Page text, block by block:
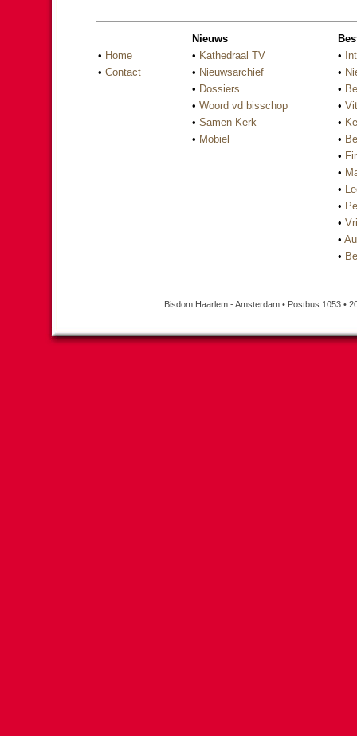
• Home
• Contact
Nieuws
• Kathedraal TV
• Nieuwsarchief
• Dossiers
• Woord vd bisschop
• Samen Kerk
• Mobiel
•
•
•
•
•
•
•
•
•
•
•
•
•
Bisdom Haarlem - Amsterdam • Postbus 1053 •